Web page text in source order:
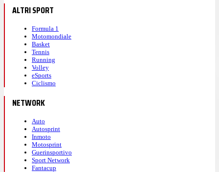
ALTRI SPORT
Formula 1
Motomondiale
Basket
Tennis
Running
Volley
eSports
Ciclismo
NETWORK
Auto
Autosprint
Inmoto
Motosprint
Guerinsportivo
Sport Network
Fantacup